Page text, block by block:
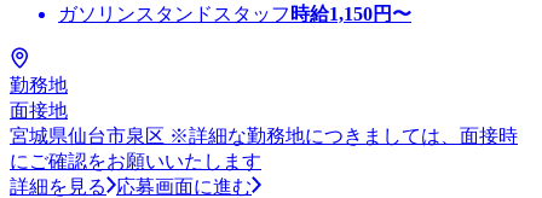
ガソリンスタンドスタッフ 時給1,150円〜
勤務地
面接地
宮城県仙台市泉区 ※詳細な勤務地につきましては、面接時
にご確認をお願いいたします
詳細を見る
応募画面に進む